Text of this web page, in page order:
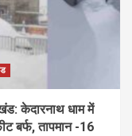
केदारनाथ धाम में
बर्फ, तापमान -16